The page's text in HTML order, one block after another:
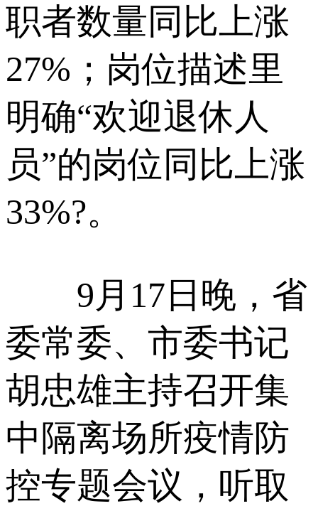
职者数量同比上涨
27%；岗位描述里
明确“欢迎退休人
员”的岗位同比上涨
33%?。
9月17日晚，省
委常委、市委书记
胡忠雄主持召开集
中隔离场所疫情防
控专题会议，听取